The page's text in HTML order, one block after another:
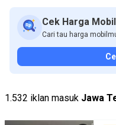
Cek Harga
Cari tau harga
1.532 iklan masuk Jawa